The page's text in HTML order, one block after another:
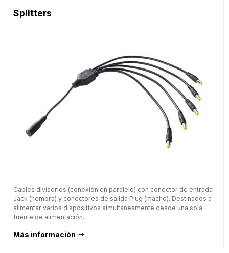
Splitters
Cables divisorios (conexión en paralelo) con conector de entrada
Jack (hembra) y conectores de salida Plug (macho). Destinados a
alimentar varios dispositivos simultáneamente desde una sola
fuente de alimentación.
Más información